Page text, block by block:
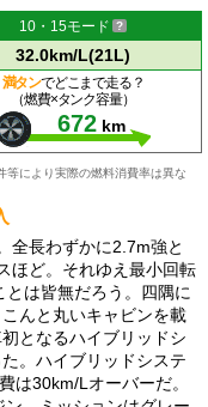
10・15モード
32.0km/L(21L)
満タンでどこまで走る？
（燃費×タンク容量）
672 km
により実際の燃料消費率は異な
全長わずかに2.7m強と
ほど。それゆえ最小回転
は皆無だろう。四隅に
んと丸いキャビンを載
となるハイブリッドシ
。ハイブリッドシステ
は30km/Lオーバーだ。